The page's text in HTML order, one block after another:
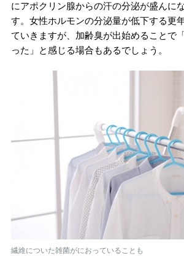
にアポクリン腺からの汗の分泌が盛んに
す。女性ホルモンの分泌量が低下する更
ていきますが、加齢臭が出始めることで
った」と感じる場合もあるでしょう。
繊維についた雑菌がにおっていることも